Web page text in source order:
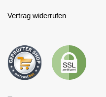
Vertrag widerrufen